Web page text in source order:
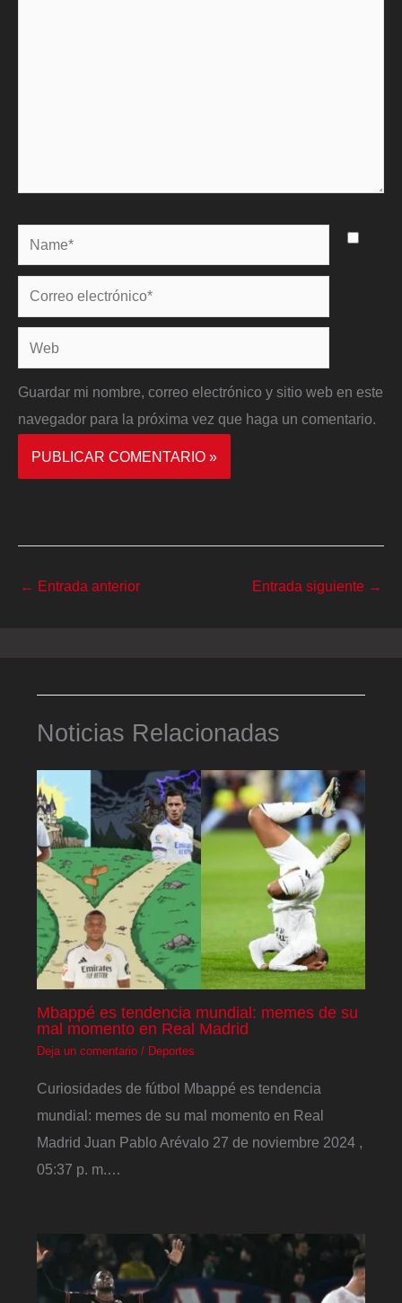
Name*
Correo
electrónico*
Web
Guardar mi nombre, correo electrónico y sitio web en este
navegador para la próxima vez que haga un comentario.
← Entrada anterior Entrada siguiente →
Noticias Relacionadas
Mbappé es tendencia mundial: memes de su
mal momento en Real Madrid
Deja un comentario / Deportes
Curiosidades de fútbol Mbappé es tendencia
mundial: memes de su mal momento en Real
Madrid Juan Pablo Arévalo 27 de noviembre 2024 ,
05:37 p. m.…